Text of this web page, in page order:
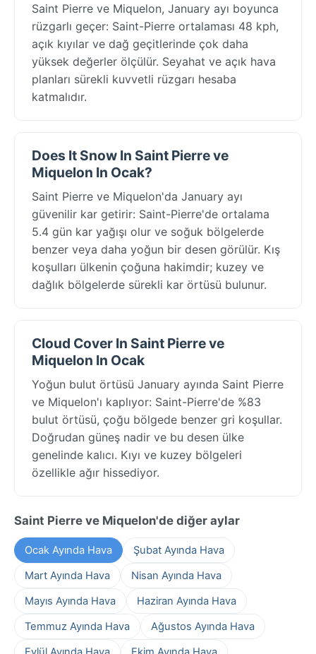
Saint Pierre ve Miquelon, January ayı boyunca
rüzgarlı geçer: Saint-Pierre ortalaması 48 kph,
açık kıyılar ve dağ geçitlerinde çok daha
yüksek değerler ölçülür. Seyahat ve açık hava
planları sürekli kuvvetli rüzgarı hesaba
katmalıdır.
Does It Snow In Saint Pierre ve
Miquelon In Ocak?
Saint Pierre ve Miquelon'da January ayı
güvenilir kar getirir: Saint-Pierre'de ortalama
5.4 gün kar yağışı olur ve soğuk bölgelerde
benzer veya daha yoğun bir desen görülür. Kış
koşulları ülkenin çoğuna hakimdir; kuzey ve
dağlık bölgelerde sürekli kar örtüsü bulunur.
Cloud Cover In Saint Pierre ve
Miquelon In Ocak
Yoğun bulut örtüsü January ayında Saint Pierre
ve Miquelon'ı kaplıyor: Saint-Pierre'de %83
bulut örtüsü, çoğu bölgede benzer gri koşullar.
Doğrudan güneş nadir ve bu desen ülke
genelinde kalıcı. Kıyı ve kuzey bölgeleri
özellikle ağır hissediyor.
Saint Pierre ve Miquelon'de diğer aylar
Ocak Ayında Hava
Şubat Ayında Hava
Mart Ayında Hava
Nisan Ayında Hava
Mayıs Ayında Hava
Haziran Ayında Hava
Temmuz Ayında Hava
Ağustos Ayında Hava